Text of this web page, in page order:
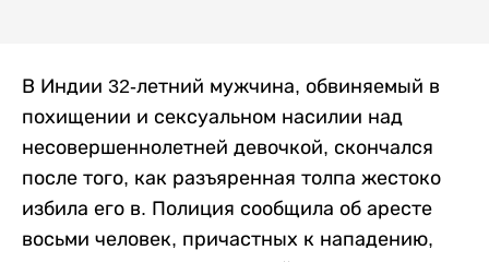
В Индии 32-летний мужчина, обвиняемый в
похищении и сексуальном насилии над
несовершеннолетней девочкой, скончался
после того, как разъяренная толпа жестоко
избила его в. Полиция сообщила об аресте
восьми человек, причастных к нападению,